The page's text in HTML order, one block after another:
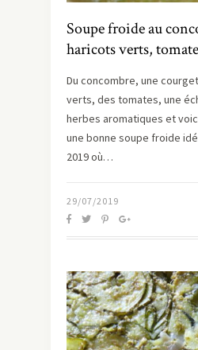
Soupe froide au
haricots verts,
Du concombre, une
verts, des tomates, une
herbes aromatiques et
une bonne soupe froide
2019 où…
29/07/2019